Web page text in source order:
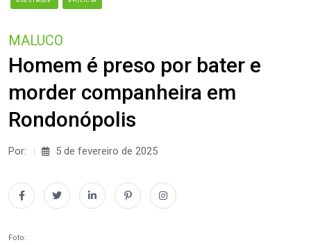
MALUCO
Homem é preso por bater e
morder companheira em
Rondonópolis
Por: 5 de fevereiro de 2025
Foto: